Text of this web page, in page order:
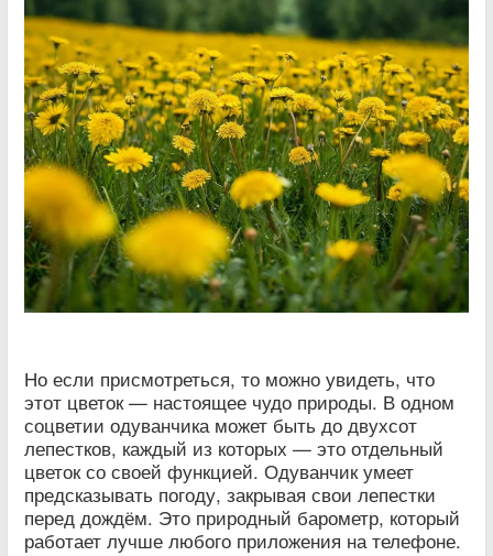
Но если присмотреться, то можно увидеть, что
этот цветок — настоящее чудо природы. В одном
соцветии одуванчика может быть до двухсот
лепестков, каждый из которых — это отдельный
цветок со своей функцией. Одуванчик умеет
предсказывать погоду, закрывая свои лепестки
перед дождём. Это природный барометр, который
работает лучше любого приложения на телефоне.